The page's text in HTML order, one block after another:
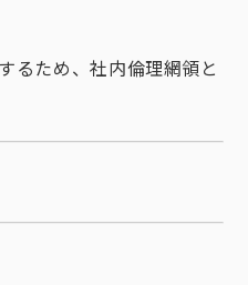
るため、社内倫理網領と